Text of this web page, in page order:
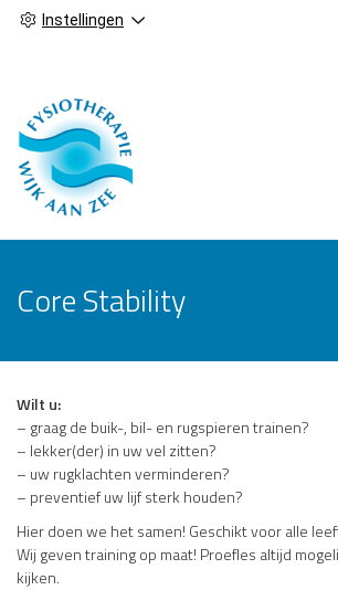
Instellingen
Core Stability
Wilt u:
– graag de buik-, bil- en rugspieren trainen?
– lekker(der) in uw vel zitten?
– uw rugklachten verminderen?
– preventief uw lijf sterk houden?
Hier doen we het samen! Geschikt voor alle
Wij geven training op maat! Proefles altijd
kijken.